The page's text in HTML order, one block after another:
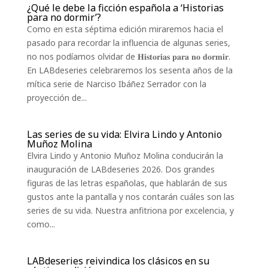
¿Qué le debe la ficción española a ‘Historias
para no dormir’?
Como en esta séptima edición miraremos hacia el
pasado para recordar la influencia de algunas series,
no nos podíamos olvidar de 𝐇𝐢𝐬𝐭𝐨𝐫𝐢𝐚𝐬 𝐩𝐚𝐫𝐚 𝐧𝐨 𝐝𝐨𝐫𝐦𝐢𝐫.
En LABdeseries celebraremos los sesenta años de la
mítica serie de Narciso Ibáñez Serrador con la
proyección de...
Las series de su vida: Elvira Lindo y Antonio
Muñoz Molina
Elvira Lindo y Antonio Muñoz Molina conducirán la
inauguración de LABdeseries 2026. Dos grandes
figuras de las letras españolas, que hablarán de sus
gustos ante la pantalla y nos contarán cuáles son las
series de su vida. Nuestra anfitriona por excelencia, y
como...
LABdeseries reivindica los clásicos en su